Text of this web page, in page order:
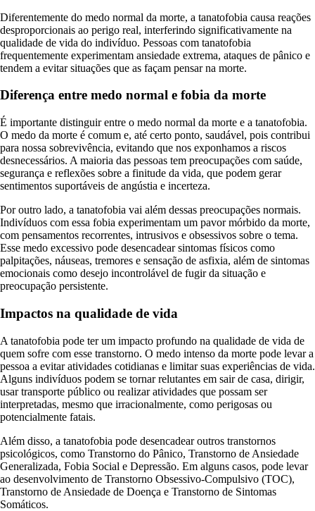
Diferentemente do medo normal da morte, a tanatofobia causa reações
desproporcionais ao perigo real, interferindo significativamente na
qualidade de vida do indivíduo. Pessoas com tanatofobia
frequentemente experimentam ansiedade extrema, ataques de pânico e
tendem a evitar situações que as façam pensar na morte.
Diferença entre medo normal e fobia da morte
É importante distinguir entre o medo normal da morte e a tanatofobia.
O medo da morte é comum e, até certo ponto, saudável, pois contribui
para nossa sobrevivência, evitando que nos exponhamos a riscos
desnecessários. A maioria das pessoas tem preocupações com saúde,
segurança e reflexões sobre a finitude da vida, que podem gerar
sentimentos suportáveis de angústia e incerteza.
Por outro lado, a tanatofobia vai além dessas preocupações normais.
Indivíduos com essa fobia experimentam um pavor mórbido da morte,
com pensamentos recorrentes, intrusivos e obsessivos sobre o tema.
Esse medo excessivo pode desencadear sintomas físicos como
palpitações, náuseas, tremores e sensação de asfixia, além de sintomas
emocionais como desejo incontrolável de fugir da situação e
preocupação persistente.
Impactos na qualidade de vida
A tanatofobia pode ter um impacto profundo na qualidade de vida de
quem sofre com esse transtorno. O medo intenso da morte pode levar a
pessoa a evitar atividades cotidianas e limitar suas experiências de vida.
Alguns indivíduos podem se tornar relutantes em sair de casa, dirigir,
usar transporte público ou realizar atividades que possam ser
interpretadas, mesmo que irracionalmente, como perigosas ou
potencialmente fatais.
Além disso, a tanatofobia pode desencadear outros transtornos
psicológicos, como Transtorno do Pânico, Transtorno de Ansiedade
Generalizada, Fobia Social e Depressão. Em alguns casos, pode levar
ao desenvolvimento de Transtorno Obsessivo-Compulsivo (TOC),
Transtorno de Ansiedade de Doença e Transtorno de Sintomas
Somáticos.